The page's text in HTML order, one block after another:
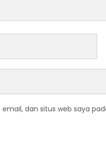
dan situs web saya